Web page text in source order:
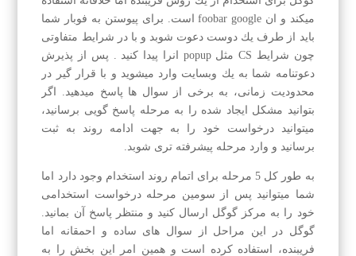
میكند و ان foobar google است. برای پیوستن به فوبار شما
باید از طرف یك دوست دعوت شوبد و با در شرایط متفاوتی
چون شرایط CS مثل popup انرا پیدا كنید . پس از پذیرش
دعوتنامه شما به یك وبسایت وارد میشوید و با قرار گیر در
محدودیت زمانی، به برخی از سوال ها پاسخ میدهید. اگر
بتوانید مشكل ایجاد شده را به مرحله پاسخ گویی برسانید،
میتوانید درخواست خود را به جهت ادامه روند به ثبت
برسانید و وارد مرحله پیشرفته تری شوبد.
به طور كل 5 مرحله برای اتمام روند استخدام وجود دارد اما
شما میتوانید پس از سومین مرحله درخواست استخدامی
خود را به مركز گوگل ارسال كنید و منتظر پاسخ آن بمانید.
گوگل در این مراحل از سوال های ساده و احمقانه اما
فریبنده، استفاده كرده است و همین امر این بخش را به